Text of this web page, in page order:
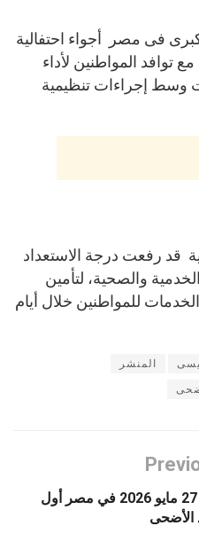
فى مصر أجواء احتفالية
توافد المواطنين لأداء
وسط إجراءات تنظيمية
قد رفعت درجة الاستعداد
والصحية، لتأمين
للمواطنين خلال أيام
المنشر
أسعار الذهب اليوم الأربعاء 27 مايو 2026 في مصر أول
الأضحى